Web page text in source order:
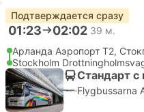
Подтверждается сразу
01:23 02:02 39 м.
Арланда Аэропорт T2,
Stockholm
Стандарт с
Flygbussarna